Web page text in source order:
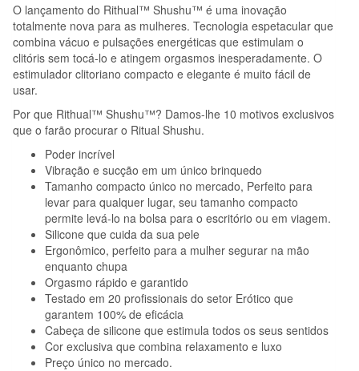
O lançamento do Rithual™ Shushu™ é uma inovação
totalmente nova para as mulheres. Tecnologia espetacular que
combina vácuo e pulsações energéticas que estimulam o
clitóris sem tocá-lo e atingem orgasmos inesperadamente. O
estimulador clitoriano compacto e elegante é muito fácil de
usar.
Por que Rithual™ Shushu™? Damos-lhe 10 motivos exclusivos
que o farão procurar o Ritual Shushu.
Poder incrível
Vibração e sucção em um único brinquedo
Tamanho compacto único no mercado, Perfeito para
levar para qualquer lugar, seu tamanho compacto
permite levá-lo na bolsa para o escritório ou em viagem.
Silicone que cuida da sua pele
Ergonômico, perfeito para a mulher segurar na mão
enquanto chupa
Orgasmo rápido e garantido
Testado em 20 profissionais do setor Erótico que
garantem 100% de eficácia
Cabeça de silicone que estimula todos os seus sentidos
Cor exclusiva que combina relaxamento e luxo
Preço único no mercado.